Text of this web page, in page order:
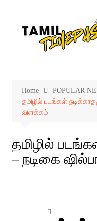
Home
POPULAR
தமிழில் படங்கள்
விளக்கம்
தமிழில்
– நடிகை